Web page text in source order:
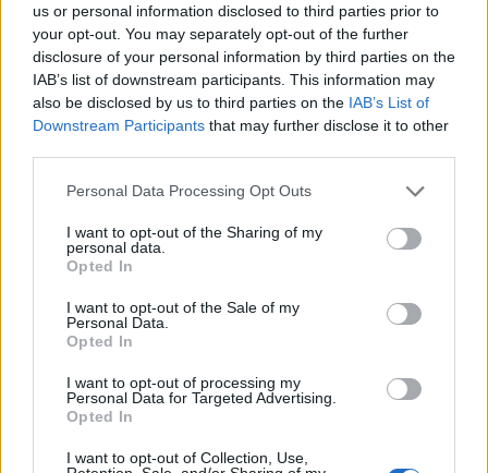
us or personal information disclosed to third parties prior to
your opt-out. You may separately opt-out of the further
disclosure of your personal information by third parties on the
IAB’s list of downstream participants. This information may
also be disclosed by us to third parties on the IAB’s List of
Downstream Participants that may further disclose it to other
Please note that this website/app uses one or more Google
not limited to your visit or usage behaviour. You may click to
grant or deny consent to Google and its third-party tags to
use your data for below specified purposes in below Google
consent section.
Personal Data Processing Opt Outs
I want to opt-out of the Sharing of my
personal data.
Opted In
I want to opt-out of the Sale of my
Personal Data.
Opted In
I want to opt-out of processing my
Personal Data for Targeted Advertising.
Opted In
I want to opt-out of Collection, Use,
Ακολουθήστε τοinsider.gr στο Google Newsκαι μάθετε
πρώτοι όλες τιςειδήσειςαπό την Ελλάδα και τον κόσμο.